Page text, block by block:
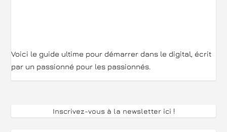
Voici le guide ultime pour démarrer dans le digital, écrit
par un passionné pour les passionnés.
Inscrivez-vous à la newsletter ici !